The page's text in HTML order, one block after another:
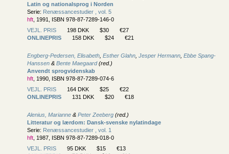
Latin og nationalsprog i Norden
Serie: Renæssancestudier , vol. 5
hft , 1991, ISBN 978-87-7289-146-0
VEJL. PRIS
198 DKK $30
€27
ONLINEPRIS
158 DKK $24 €21
Engberg-Pedersen, Elisabeth Esther Glahn Jesper Hermann Ebbe Spang-
Hanssen & Bente Maegaard(red.)
Anvendt sprogvidenskab
hft , 1990, ISBN 978-87-7289-074-6
VEJL. PRIS
164 DKK $25
€22
ONLINEPRIS
131 DKK $20 €18
Alenius, Marianne & Peter Zeeberg (red.)
Litteratur og lærdom: Dansk-svenske nylatindage
Serie: Renæssancestudier , vol. 1
hft , 1987, ISBN 978-87-7289-018-0
VEJL. PRIS
95 DKK $15
€13